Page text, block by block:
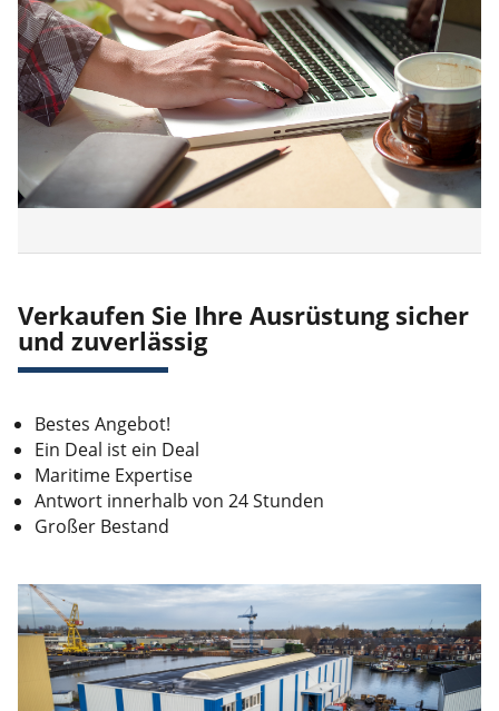
Verkaufen Sie Ihre Ausrüstung sicher
und zuverlässig
Bestes Angebot!
Ein Deal ist ein Deal
Maritime Expertise
Antwort innerhalb von 24 Stunden
Großer Bestand